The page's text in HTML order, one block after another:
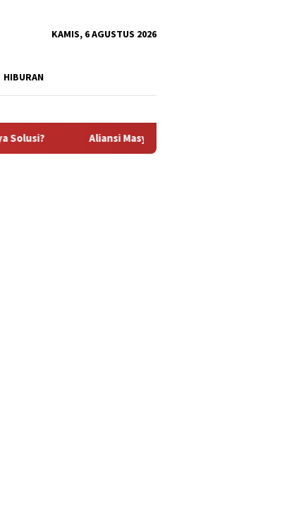
KAMIS, 6 AGUSTUS 2026
HIBURAN
Aliansi Masyarakat Penambang Desak Polisi